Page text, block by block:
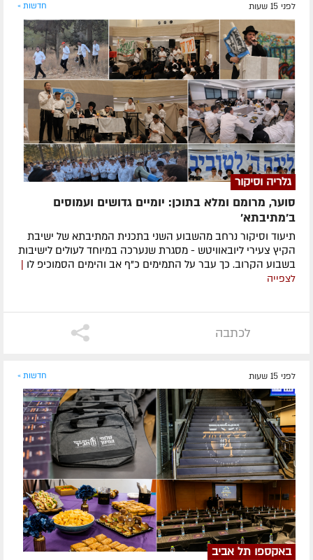
לפני 15 שעות חדשות »
גלריה וסיקור
סוער, מרומם ומלא בתוכן: יומיים גדושים ועמוסים
ב'מתיבתא'
תיעוד וסיקור נרחב מהשבוע השני בתכנית המתיבתא של ישיבת
הקיץ צעירי ליובאוויטש - מסגרת שנערכה במיוחד לעולים לישיבות
בשבוע הקרוב. כך עבר על התמימים כ"ף אב והימים הסמוכיפ לו |
לצפייה
לכתבה
לפני 15 שעות חדשות »
באקספו תל אביב